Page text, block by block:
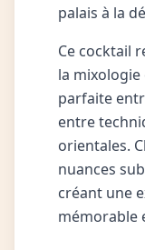
palais à la
Ce cocktail
la
parfaite
entre
orientales.
nuances
créant une
mémorable